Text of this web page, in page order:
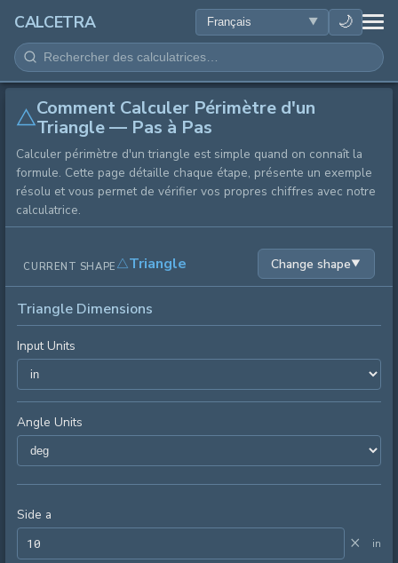
CALCETRA 🌙
MATHÉMATIQUES
CONVERSIONS
SCIENCE
QUOTIDIEN
AUTRES OUTILS
Comment Calculer Périmètre d'un
Triangle — Pas à Pas
Calculer périmètre d'un triangle est simple quand on connaît la
formule. Cette page détaille chaque étape, présente un exemple
résolu et vous permet de vérifier vos propres chiffres avec notre
calculatrice.
CURRENT SHAPE Triangle Change shape▼
Triangle Dimensions
Input Units
Angle Units
Side a
× in